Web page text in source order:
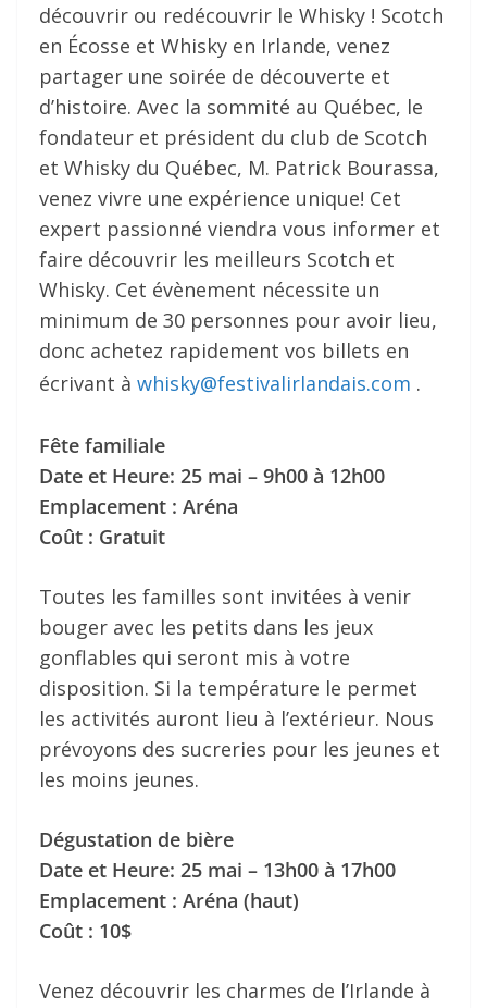
découvrir ou redécouvrir le Whisky ! Scotch
en Écosse et Whisky en Irlande, venez
partager une soirée de découverte et
d’histoire. Avec la sommité au Québec, le
fondateur et président du club de Scotch
et Whisky du Québec, M. Patrick Bourassa,
venez vivre une expérience unique! Cet
expert passionné viendra vous informer et
faire découvrir les meilleurs Scotch et
Whisky. Cet évènement nécessite un
minimum de 30 personnes pour avoir lieu,
donc achetez rapidement vos billets en
écrivant à whisky@festivalirlandais.com .
Fête familiale
Date et Heure: 25 mai – 9h00 à 12h00
Emplacement : Aréna
Coût : Gratuit
Toutes les familles sont invitées à venir
bouger avec les petits dans les jeux
gonflables qui seront mis à votre
disposition. Si la température le permet
les activités auront lieu à l’extérieur. Nous
prévoyons des sucreries pour les jeunes et
les moins jeunes.
Dégustation de bière
Date et Heure: 25 mai – 13h00 à 17h00
Emplacement : Aréna (haut)
Coût : 10$
Venez découvrir les charmes de l’Irlande à